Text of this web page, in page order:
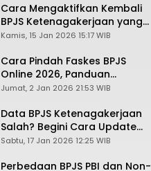
Cara Mengaktifkan Kembali
BPJS Ketenagakerjaan yang
Nonaktif, Begini Panduan
Kamis, 15 Jan 2026 15:17 WIB
Cara Pindah Faskes BPJS
Online 2026, Panduan
Lengkap via Mobile JKN,
Cabang
Jumat, 2 Jan 2026 21:53 WIB
Data BPJS Ketenagakerjaan
Salah? Begini Cara Update
Rekening, Alamat, HP di JMO
Sabtu, 17 Jan 2026 12:25 WIB
Perbedaan BPJS PBI dan Non-